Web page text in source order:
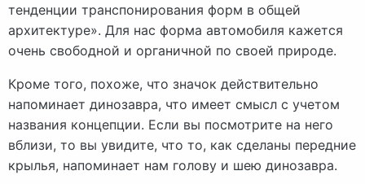
тенденции транспонирования форм в общей
архитектуре». Для нас форма автомобиля кажется
очень свободной и органичной по своей природе.
Кроме того, похоже, что значок действительно
напоминает динозавра, что имеет смысл с учетом
названия концепции. Если вы посмотрите на него
вблизи, то вы увидите, что то, как сделаны передние
крылья, напоминает нам голову и шею динозавра.